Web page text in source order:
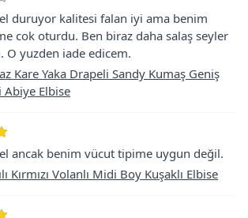
duruyor kalitesi falan iyi ama benim
cok oturdu. Ben biraz daha salaş seyler
O yuzden iade edicem.
Kare Yaka Drapeli Sandy Kumaş Geniş
Abiye Elbise
ancak benim vücut tipime uygun değil.
Kırmızı Volanlı Midi Boy Kuşaklı Elbise